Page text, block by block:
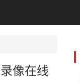
像在线